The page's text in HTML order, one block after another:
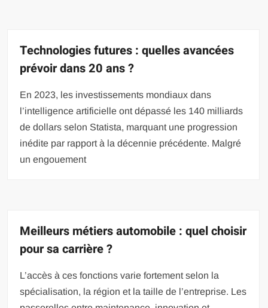
Technologies futures : quelles avancées
prévoir dans 20 ans ?
En 2023, les investissements mondiaux dans
l’intelligence artificielle ont dépassé les 140 milliards
de dollars selon Statista, marquant une progression
inédite par rapport à la décennie précédente. Malgré
un engouement
Meilleurs métiers automobile : quel choisir
pour sa carrière ?
L’accès à ces fonctions varie fortement selon la
spécialisation, la région et la taille de l’entreprise. Les